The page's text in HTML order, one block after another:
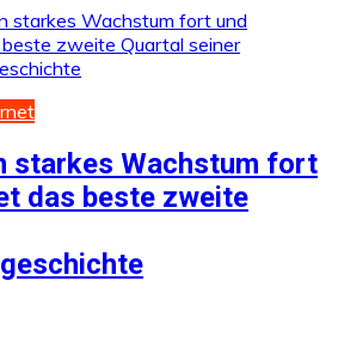
starkes Wachstum fort
das beste zweite